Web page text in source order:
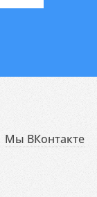
Мы ВКонтакте